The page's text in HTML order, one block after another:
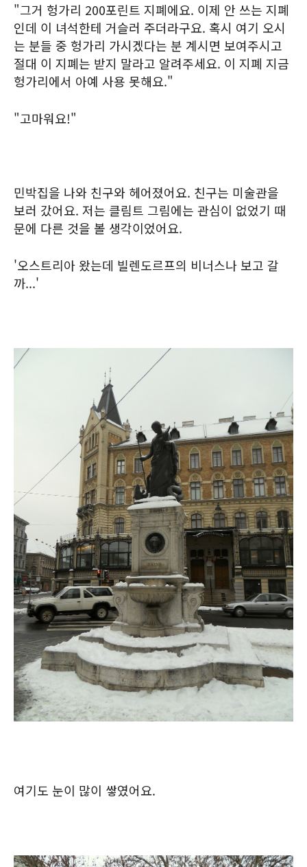
"그거 헝가리 200포린트 지폐에요. 이제 안 쓰는 지폐
인데 이 녀석한테 거슬러 주더라구요. 혹시 여기 오시
는 분들 중 헝가리 가시겠다는 분 계시면 보여주시고
절대 이 지폐는 받지 말라고 알려주세요. 이 지폐 지금
헝가리에서 아예 사용 못해요."
"고마워요!"
민박집을 나와 친구와 헤어졌어요. 친구는 미술관을
보러 갔어요. 저는 클림트 그림에는 관심이 없었기 때
문에 다른 것을 볼 생각이었어요.
'오스트리아 왔는데 빌렌도르프의 비너스나 보고 갈
까...'
여기도 눈이 많이 쌓였어요.